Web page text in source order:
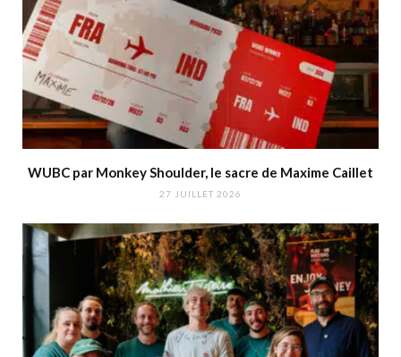
WUBC par Monkey Shoulder, le sacre de Maxime Caillet
27 JUILLET 2026